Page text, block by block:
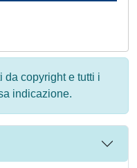
da copyright e tutti i
indicazione.